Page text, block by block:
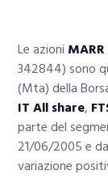
Le azioni MARR
342844) sono
(Mta) della
IT All share,
parte del
21/06/2005 e
variazione